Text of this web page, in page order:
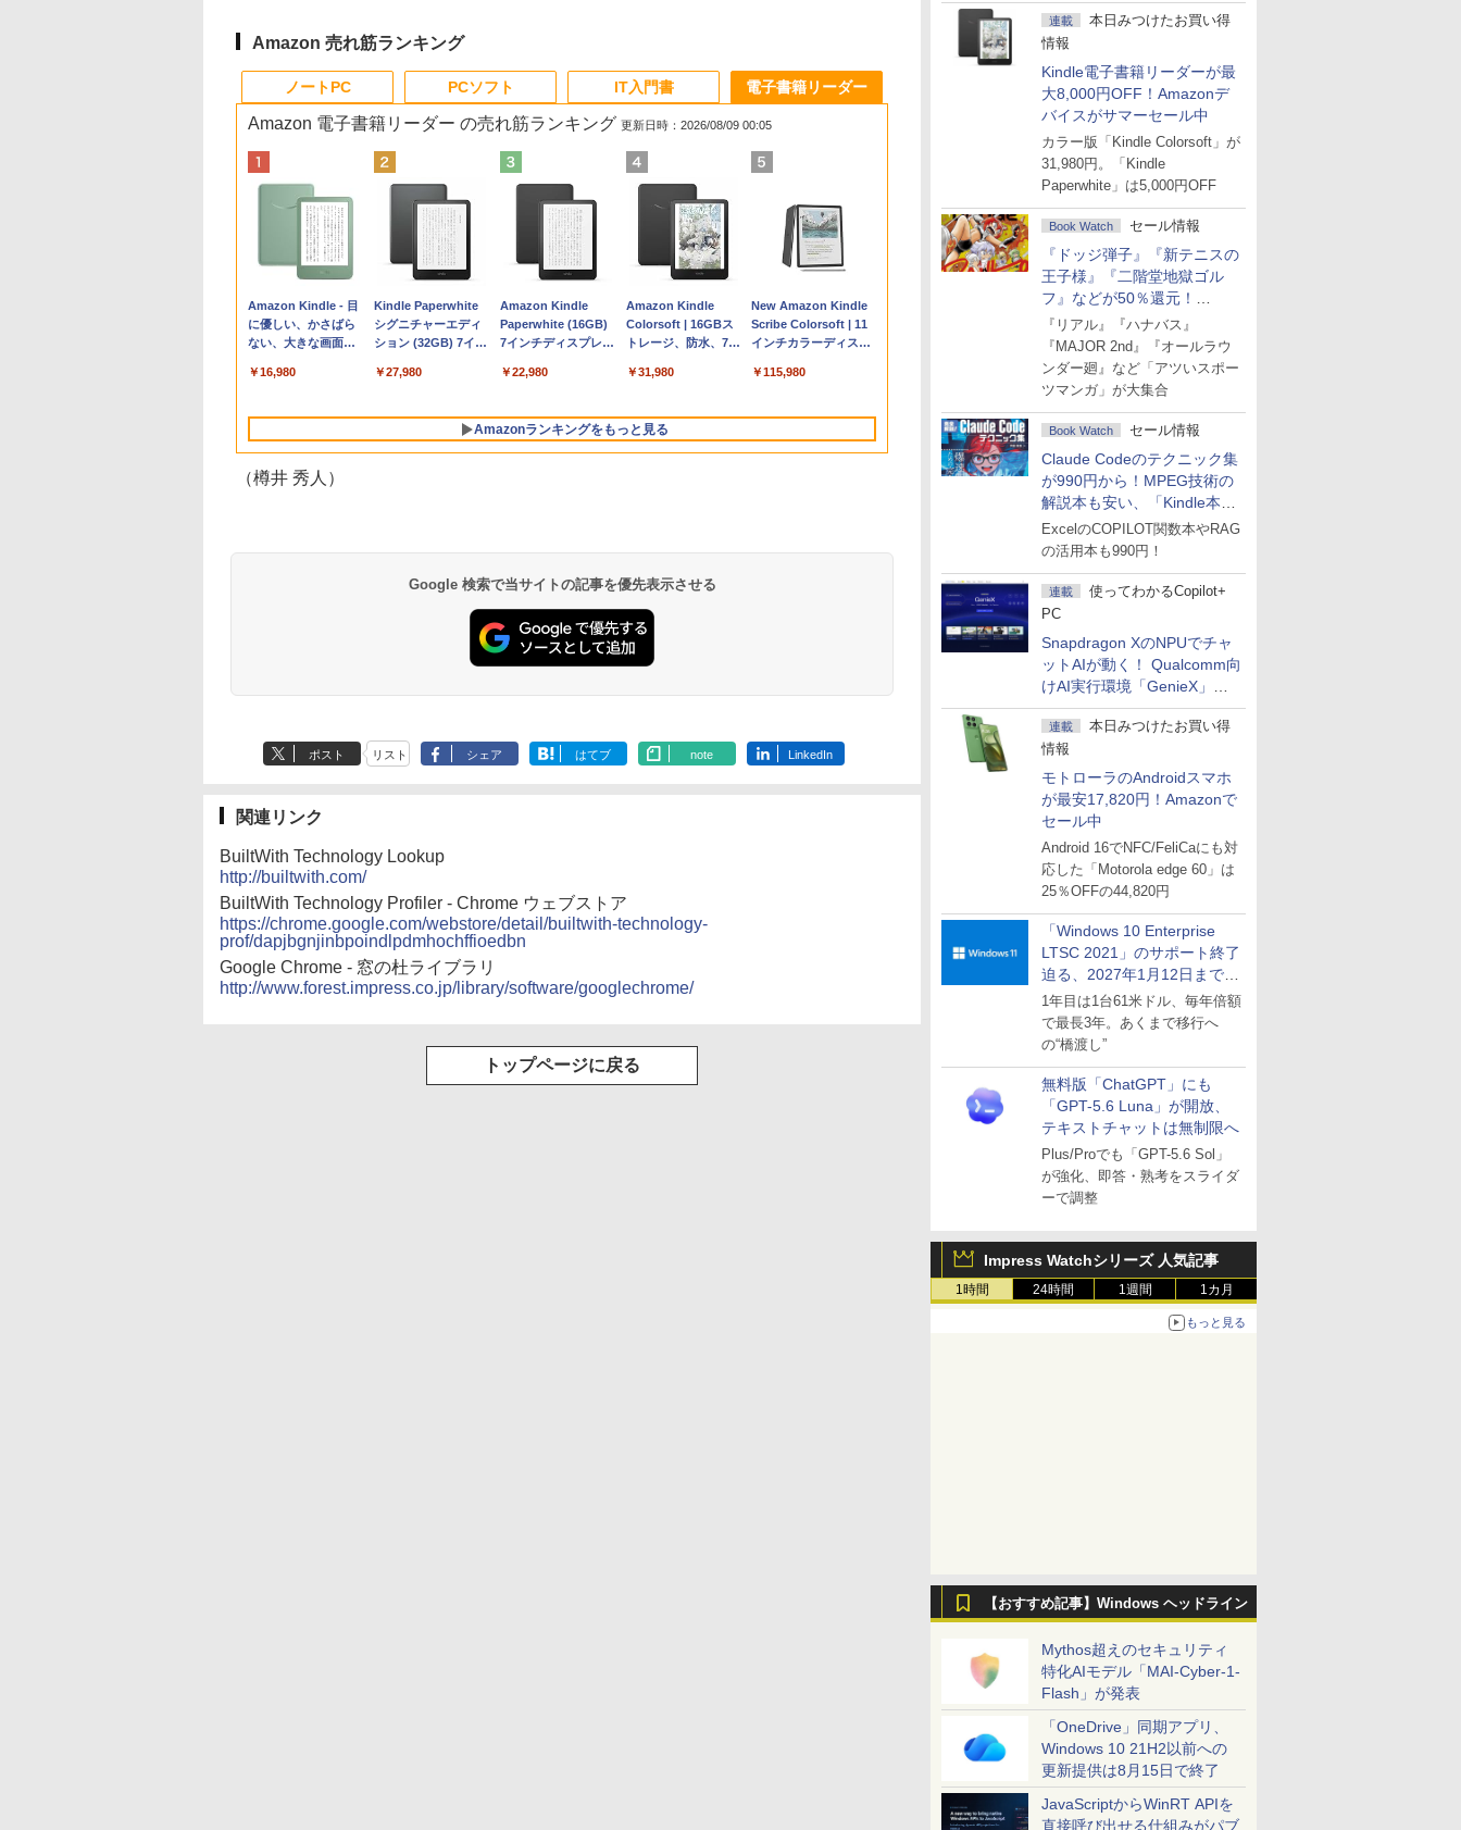
連載
本日みつけたお買い得
情報
Kindle電子書籍リーダーが最
大8,000円OFF！Amazonデ
バイスがサマーセール中
カラー版「Kindle Colorsoft」が
31,980円。「Kindle
Paperwhite」は5,000円OFF
Book Watch セール情報
『ドッジ弾子』『新テニスの
王子様』『二階堂地獄ゴル
フ』などが50％還元！
Amazonマンガ週末セール
『リアル』『ハナバス』
『MAJOR 2nd』『オールラウ
ンダー廻』など「アツいスポー
ツマンガ」が大集合
Book Watch セール情報
Claude Codeのテクニック集
が990円から！MPEG技術の
解説本も安い、「Kindle本サ
マーセール」第2弾開始！
ExcelのCOPILOT関数本やRAG
の活用本も990円！
連載
使ってわかるCopilot+
PC
Snapdragon XのNPUでチャ
ットAIが動く！ Qualcomm向
けAI実行環境「GenieX」を
試してみた
連載
本日みつけたお買い得
情報
モトローラのAndroidスマホ
が最安17,820円！Amazonで
セール中
Android 16でNFC/FeliCaにも対
応した「Motorola edge 60」は
25％OFFの44,820円
「Windows 10 Enterprise
LTSC 2021」のサポート終了
迫る、2027年1月12日まで
～ESUは9月1日から販売
1年目は1台61米ドル、毎年倍額
で最長3年。あくまで移行へ
の“橋渡し”
無料版「ChatGPT」にも
「GPT-5.6 Luna」が開放、
テキストチャットは無制限へ
Plus/Proでも「GPT-5.6 Sol」
が強化、即答・熟考をスライダ
ーで調整
Impress Watchシリーズ 人気記事
1時間 24時間 1週間 1カ月
もっと見る
【おすすめ記事】Windows ヘッドライン
Mythos超えのセキュリティ
特化AIモデル「MAI-Cyber-1-
Flash」が発表
「OneDrive」同期アプリ、
Windows 10 21H2以前への
更新提供は8月15日で終了
JavaScriptからWinRT APIを
直接呼び出せる仕組みがパブ
Amazon 売れ筋ランキング
ノートPC
Apple 2026
MacBook Neo A18
Proチップ搭載13イ
AIとApple
設計、Liquid Retina
ユニファイドメモ
リ、512GB SSDスト
レージ、1080p
￥137,800
tomtoc 360°保護
15.6 16インチ パソコ
ンケース Dell NEC
dynabook Lenovo
￥2,952
Apple 2026
MacBook Air M5チ
ップ搭載13インチノ
Apple Intelligence、
Retinaディスプレ
イ、16GBユニファイ
ドメモリ、512GB
￥224,800
【Amazon.co.jp限
定】 HP ノートパソ
コン 15-fd 15.6イン
512GB SSD インテ
￥129,800
FMV ノートパソコン
WE1-K3 (MS 365
Personal/Copilotキー
型/Core i5/16GB/SSD
FMVWK3E15W_AZ
￥139,880
PCソフト
Robloxギフトカード
- 800 Robux 【限定
バーチャルアイテム
ンゲームコード】 ロ
インコード版
￥1,300
Robloxギフトカード
- 1000 Robux 【限定
バーチャルアイテム
ンゲームコード】 ロ
ンコード版
￥1,600
Microsoft Office
Home & Business
2024(最新 永続版)|オ
版|Windows11、
￥39,582
Robloxギフトカード
- 2,000 Robux 【限
定バーチャルアイテ
インゲームコード】
ラインコード版
￥3,200
Windows版 |
Minecraft (マインクラ
フト): Java & Bedrock
ード版
￥3,600
IT入門書
生成AIパスポート公
式テキスト 第４版
￥1,766
AIイラスト表現辞典:
思い通りの絵を引き
出す プロンプトの言
ズ (はぴーイラスト
￥480
1冊ですべて身につく
HTML & CSSとWeb
デザイン入門講座
￥1,292
ClaudeCode いちば
んやさしい 教科書:
非エンジニア 初心者
マニュアル AI副業に
もKindle出版にも！
非エンジニアのため
のAIコーディング入
￥99
FM TOWNS ハイパ
ー・カタログ: 本体ハ
ードウェア・市販ソフ
トリストと最新エミュ
￥1,600
電子書籍リーダー
Amazon 電子書籍リーダー の売れ筋ランキング 更新日時：2026/08/09 00:05
Amazon Kindle - 目
に優しい、かさばら
ない、大きな画面で
続バッテリー、6イン
書籍リーダー、マッ
し
￥16,980
Kindle Paperwhite
シグニチャーエディ
ション (32GB) 7イン
るさ自動調整、色調
持続バッテリー、広
告なし、メタリック
ブラック
￥27,980
Amazon Kindle
Paperwhite (16GB)
7インチディスプレ
ト、12週間持続バッ
ブラック
￥22,980
Amazon Kindle
Colorsoft | 16GBス
トレージ、防水、7イ
レイ、色調調節ライ
ッテリー、広告無
し、ブラック (2025
年発売)
￥31,980
New Amazon Kindle
Scribe Colorsoft | 11
インチカラーディスプ
ジ、ノート機能搭載、
調節ライト、プレミア
イト
￥115,980
Amazonランキングをもっと見る
（樽井 秀人）
Google 検索で当サイトの記事を優先表示させる
ポスト リスト シェア はてブ note LinkedIn
関連リンク
BuiltWith Technology Lookup
http://builtwith.com/
BuiltWith Technology Profiler - Chrome ウェブストア
https://chrome.google.com/webstore/detail/builtwith-technology-
prof/dapjbgnjinbpoindlpdmhochffioedbn
Google Chrome - 窓の杜ライブラリ
http://www.forest.impress.co.jp/library/software/googlechrome/
トップページに戻る